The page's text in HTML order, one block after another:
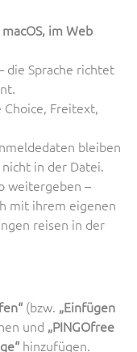
im Web
die Sprache richtet
Freitext,
bleiben
nicht in der Datei.
weitergeben –
mit ihrem eigenen
reisen in der
(bzw. „Einfügen
und „PINGOfree
hinzufügen.